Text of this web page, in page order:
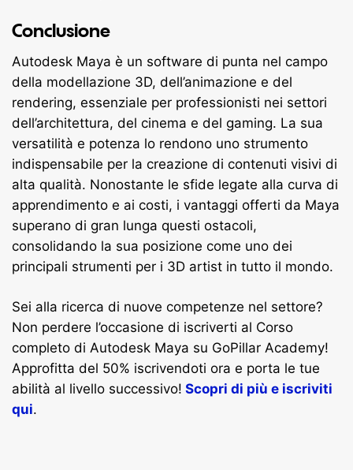
Conclusione
Autodesk Maya è un software di punta nel campo
della modellazione 3D, dell’animazione e del
rendering, essenziale per professionisti nei settori
dell’architettura, del cinema e del gaming. La sua
versatilità e potenza lo rendono uno strumento
indispensabile per la creazione di contenuti visivi di
alta qualità. Nonostante le sfide legate alla curva di
apprendimento e ai costi, i vantaggi offerti da Maya
superano di gran lunga questi ostacoli,
consolidando la sua posizione come uno dei
principali strumenti per i 3D artist in tutto il mondo.
Sei alla ricerca di nuove competenze nel settore?
Non perdere l’occasione di iscriverti al Corso
completo di Autodesk Maya su GoPillar Academy!
Approfitta del 50% iscrivendoti ora e porta le tue
abilità al livello successivo! Scopri di più e iscriviti
qui.